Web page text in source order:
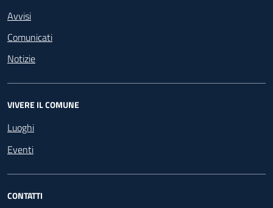
Avvisi
Comunicati
Notizie
VIVERE IL COMUNE
Luoghi
Eventi
CONTATTI